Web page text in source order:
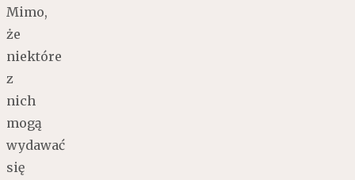
Mimo,
że
niektóre
z
nich
mogą
wydawać
się